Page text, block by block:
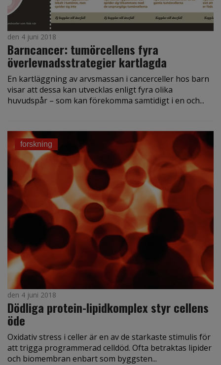
den 4 juni 2018
Barncancer: tumörcellens fyra
överlevnadsstrategier kartlagda
En kartläggning av arvsmassan i cancerceller hos barn
visar att dessa kan utvecklas enligt fyra olika
huvudspår – som kan förekomma samtidigt i en och...
forskning
den 4 juni 2018
Dödliga protein-lipidkomplex styr cellens
öde
Oxidativ stress i celler är en av de starkaste stimulis för
att trigga programmerad celldöd. Ofta betraktas lipider
och biomembran enbart som byggsten...